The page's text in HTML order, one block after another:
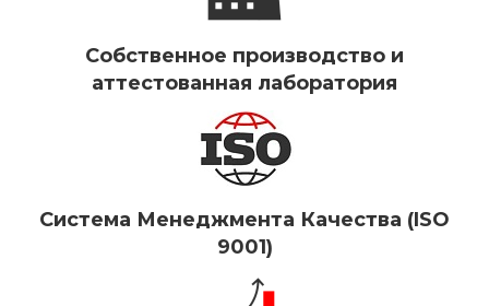
Собственное производство и
аттестованная лаборатория
Система Менеджмента Качества (ISO
9001)